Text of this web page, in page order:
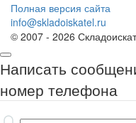
Полная версия сайта
info@skladoiskatel.ru
© 2007 - 2026
Написать
номер телефона